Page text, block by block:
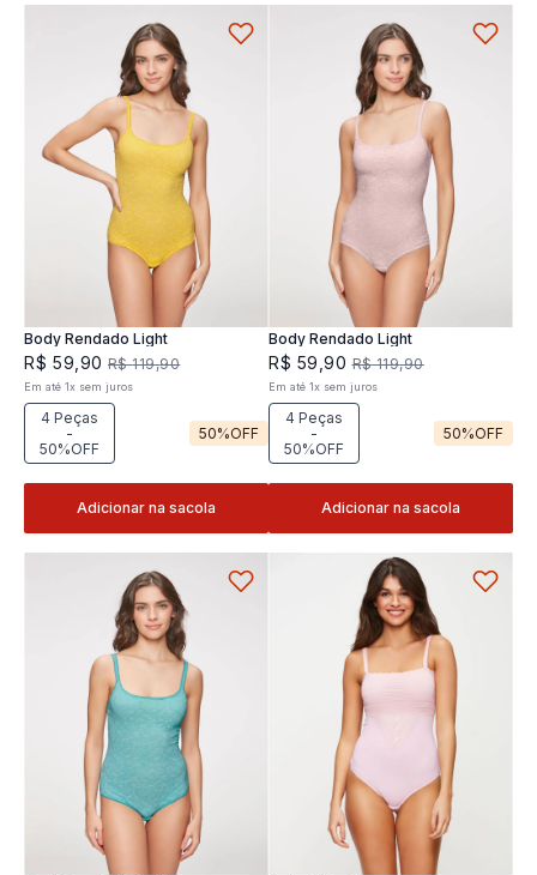
Body Rendado Light
R$ 59 90 R$ 119,90
Em até1x sem juros
4 Peças
-
50%OFF
50%OFF
Adicionar na sacola
Body Rendado Light
R$ 59 ,90 R$ 119,90
Em até 1x sem juros
4 Peças
-
50%OFF
50%OFF
Adicionar na sacola